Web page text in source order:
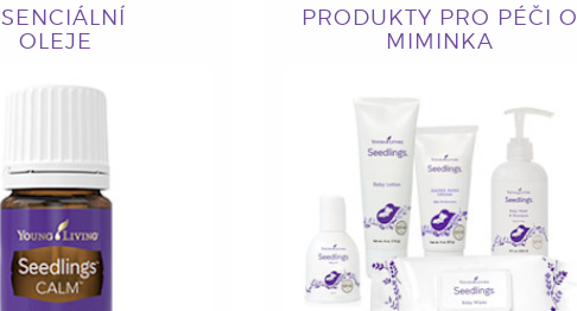
OLEJE
PRODUKTY PRO PÉČI O
MIMINKA